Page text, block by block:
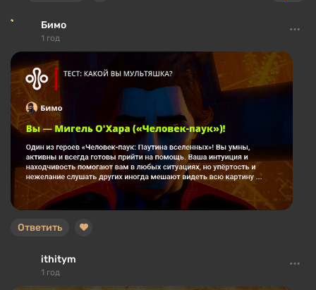
Бимо
1 год
Ответить
ithitym
1 год